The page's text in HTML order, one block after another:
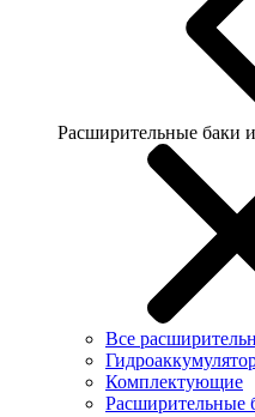
Расширительные баки
Все
Комплектующие
Расширительные